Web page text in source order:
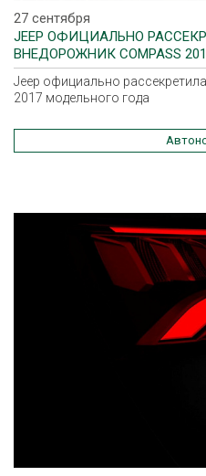
27 сентября
JEEP ОФИЦИАЛЬНО
ВНЕДОРОЖНИК COMPASS
Jeep официально
2017 модельного года